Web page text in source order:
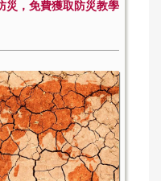
災，免費獲取防災教學